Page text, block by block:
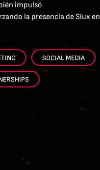
impulsó
la presencia de Siux en
SOCIAL MEDIA